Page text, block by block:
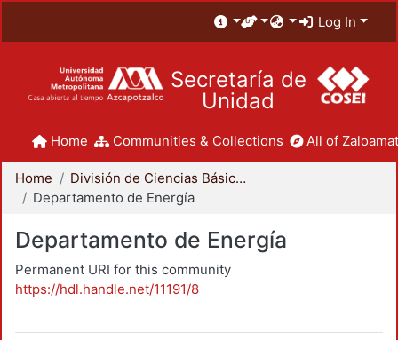
Log In
Secretaría de
Unidad
Home Communities & Collections All of
Home
División de Ciencias Básicas e Ingeniería
Departamento de Energía
Departamento de Energía
Permanent URI for this community
https://hdl.handle.net/11191/8